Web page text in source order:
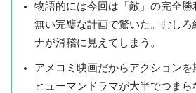
物語的には今回は「敵」の完全
無い完璧な計画で驚いた。むし
ナが滑稽に見えてしまう。
アメコミ映画だからアクションを
ヒューマンドラマが大半でつま